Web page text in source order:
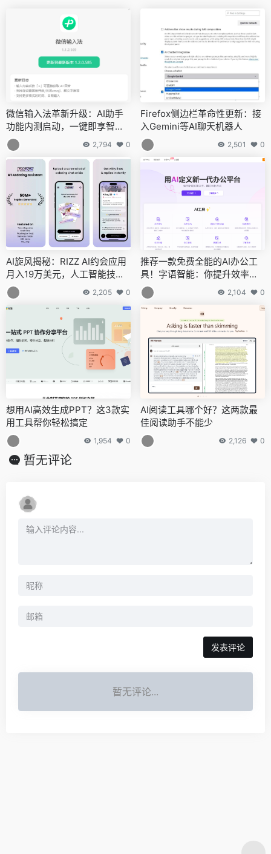
微信输入法革新升级：AI助手
功能内测启动，一键即享智能
回复
2,794 0
Firefox侧边栏革命性更新：接
入Gemini等AI聊天机器人
2,501 0
AI旋风揭秘：RIZZ AI约会应用
月入19万美元，人工智能技术
赋能社交新体验
2,205 0
推荐一款免费全能的AI办公工
具！字语智能：你提升效率的
新选择
2,104 0
想用AI高效生成PPT？这3款实
用工具帮你轻松搞定
1,954 0
AI阅读工具哪个好？这两款最
佳阅读助手不能少
2,126 0
暂无评论
发表评论
暂无评论...